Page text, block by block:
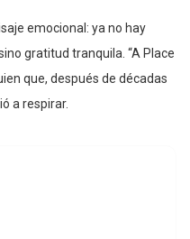
emocional: ya no hay
gratitud tranquila. “A Place
que, después de décadas
a respirar.